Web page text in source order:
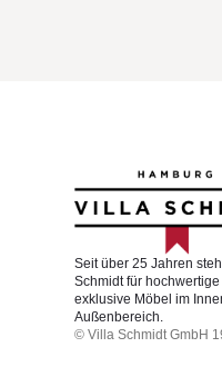
Seit über 25 Jahren
Schmidt für hochwertige
exklusive Möbel im
Außenbereich.
© Villa Schmidt GmbH